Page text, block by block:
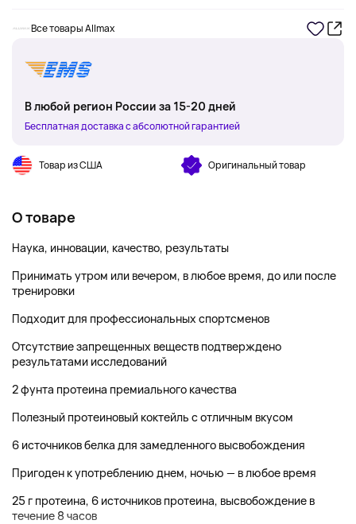
Все товары Allmax
В любой регион России за 15-20 дней
Бесплатная доставка с абсолютной гарантией
Товар из США Оригинальный товар
О товаре
Наука, инновации, качество, результаты
Принимать утром или вечером, в любое время, до или после
тренировки
Подходит для профессиональных спортсменов
Отсутствие запрещенных веществ подтверждено
результатами исследований
2 фунта протеина премиального качества
Полезный протеиновый коктейль с отличным вкусом
6 источников белка для замедленного высвобождения
Пригоден к употреблению днем, ночью — в любое время
25 г протеина, 6 источников протеина, высвобождение в
течение 8 часов